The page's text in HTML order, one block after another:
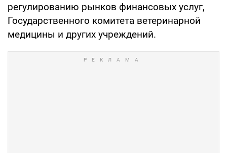
регулированию рынков финансовых услуг,
Государственного комитета ветеринарной
медицины и других учреждений.